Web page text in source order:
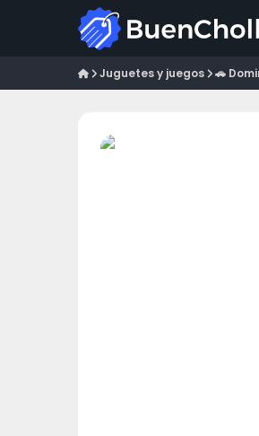
Juguetes y juegos 🚗